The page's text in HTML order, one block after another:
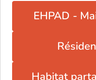
Oloron-Sainte-
Urepel (64430)
EHPAD -
Habitat